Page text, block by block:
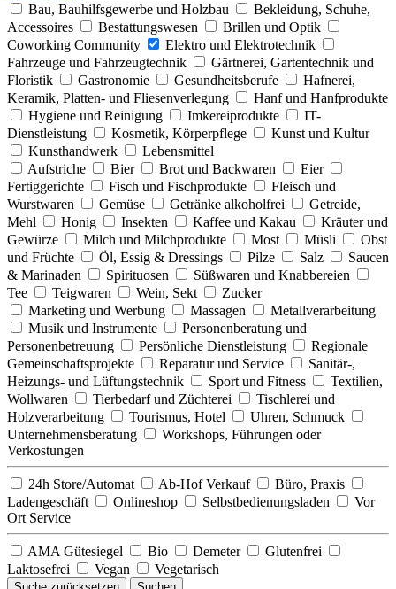
Bau, Bauhilfsgewerbe und Holzbau
Bekleidung, Schuhe,
Accessoires
Bestattungswesen
Brillen und Optik
Coworking Community
Elektro und Elektrotechnik
Fahrzeuge und Fahrzeugtechnik
Gärtnerei, Gartentechnik und
Floristik
Gastronomie Gesundheitsberufe
Hafnerei,
Keramik, Platten- und Fliesenverlegung
Hanf und Hanfprodukte
Hygiene und Reinigung
Imkereiprodukte
IT-
Dienstleistung
Kosmetik, Körperpflege
Kunst und Kultur
Kunsthandwerk
Lebensmittel
Aufstriche
Bier Brot und Backwaren
Eier
Fertiggerichte
Fisch und Fischprodukte
Fleisch und
Wurstwaren
Gemüse Getränke alkoholfrei
Getreide,
Mehl
Honig Insekten Kaffee und Kakau
Kräuter und
Gewürze
Milch und Milchprodukte Most Müsli
Obst
und Früchte
Öl, Essig & Dressings Pilze Salz
Saucen
& Marinaden
Spirituosen
Süßwaren und Knabbereien
Tee
Teigwaren Wein, Sekt
Zucker
Marketing und Werbung
Massagen
Metallverarbeitung
Musik und Instrumente
Personenberatung und
Personenbetreuung
Persönliche Dienstleistung
Regionale
Gemeinschaftsprojekte
Reparatur und Service
Sanitär-,
Heizungs- und Lüftungstechnik
Sport und Fitness
Textilien,
Wollwaren
Tierbedarf und Züchterei
Tischlerei und
Holzverarbeitung
Tourismus, Hotel
Uhren, Schmuck
Unternehmensberatung
Workshops, Führungen oder
Verkostungen
24h Store/Automat Ab-Hof Verkauf
Büro, Praxis
Ladengeschäft
Onlineshop Selbstbedienungsladen
Vor
Ort Service
AMA Gütesiegel Bio Demeter
Glutenfrei
Laktosefrei
Vegan Vegetarisch